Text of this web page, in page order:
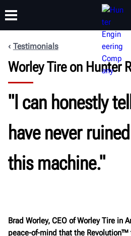
PRODUKTE SUPPORT
Testimonials
Worley Tire on Hunter
"I can honestly
have never
this machine."
Brad Worley, CEO of Worley Tire in
peace-of-mind that the